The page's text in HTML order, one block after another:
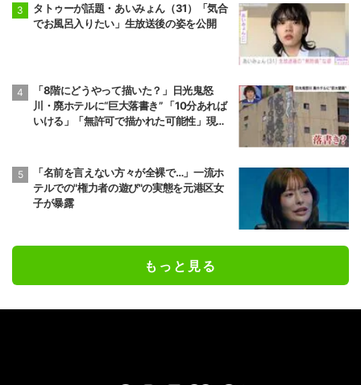
タトゥーが話題・あいみょん（31）「気合
でお風呂入りたい」生放送後の姿を公開
「8階にどうやって描いた？」日光鬼怒
川・廃ホテルに“巨大落書き” 「10分あれば
いける」「無許可で描かれた可能性」現役
「名前を言えない方々が全裸で…」一流ホ
テルでの"権力者の遊び"の実態を元港区女
子が暴露
もっと見る